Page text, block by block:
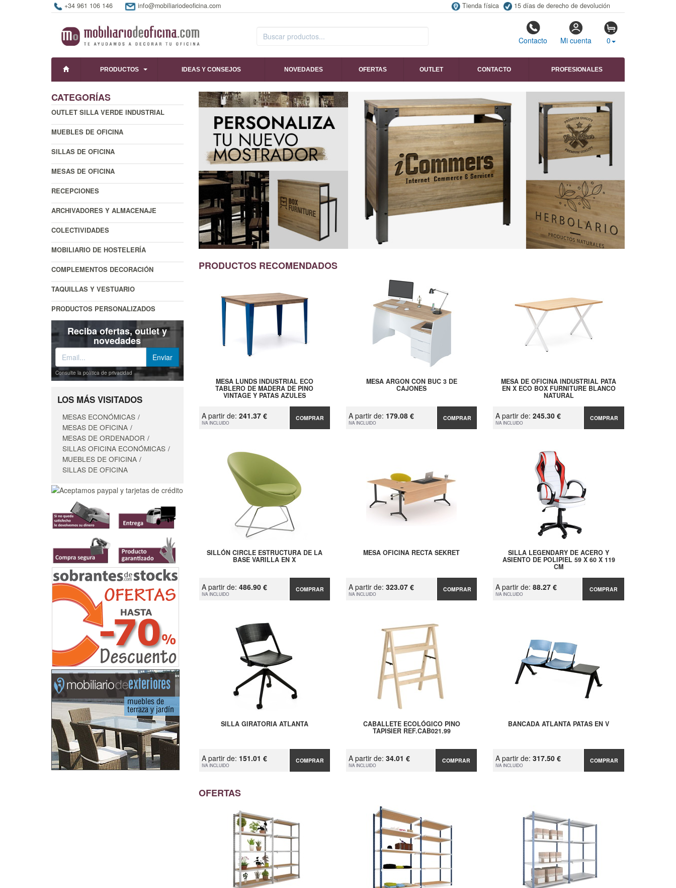
+34 961 106 146 info@mobiliariodeoficina.com Tienda física 15 días de derecho de devolución
Contacto Mi cuenta 0
PRODUCTOS IDEAS Y CONSEJOS NOVEDADES OFERTAS OUTLET CONTACTO PROFESIONALES
CATEGORÍAS
OUTLET SILLA VERDE INDUSTRIAL
MUEBLES DE OFICINA
SILLAS DE OFICINA
MESAS DE OFICINA
RECEPCIONES
ARCHIVADORES Y ALMACENAJE
COLECTIVIDADES
MOBILIARIO DE HOSTELERÍA
COMPLEMENTOS DECORACIÓN
TAQUILLAS Y VESTUARIO
PRODUCTOS PERSONALIZADOS
Reciba ofertas, outlet y
novedades
Consulte la política de privacidad
LOS MÁS VISITADOS
MESAS ECONÓMICAS
MESAS DE OFICINA
MESAS DE ORDENADOR
SILLAS OFICINA ECONÓMICAS
MUEBLES DE OFICINA
SILLAS DE OFICINA
PRODUCTOS RECOMENDADOS
MESA LUNDS INDUSTRIAL ECO
TABLERO DE MADERA DE PINO
VINTAGE Y PATAS AZULES
A partir de: 241.37 €
IVA INCLUIDO
COMPRAR
MESA ARGON CON BUC 3 DE
CAJONES
A partir de: 179.08 €
IVA INCLUIDO
COMPRAR
MESA DE OFICINA INDUSTRIAL PATA
EN X ECO BOX FURNITURE BLANCO
NATURAL
A partir de:245.30 €
IVA INCLUIDO
COMPRAR
SILLÓN CIRCLE ESTRUCTURA DE LA
BASE VARILLA EN X
A partir de: 486.90 €
IVA INCLUIDO
COMPRAR
MESA OFICINA RECTA SEKRET
A partir de: 323.07 €
IVA INCLUIDO
COMPRAR
SILLA LEGENDARY DE ACERO Y
ASIENTO DE POLIPIEL 59 X 60 X 119
CM
A partir de:88.27 €
IVA INCLUIDO
COMPRAR
SILLA GIRATORIA ATLANTA
A partir de: 151.01 €
IVA INCLUIDO
COMPRAR
CABALLETE ECOLÓGICO PINO
TAPISIER REF.CAB021.99
A partir de: 34.01 €
IVA INCLUIDO
COMPRAR
BANCADA ATLANTA PATAS EN V
A partir de:317.50 €
IVA INCLUIDO
COMPRAR
OFERTAS